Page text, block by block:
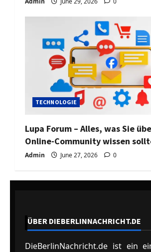
TECHNOLOGIE
Lupa Forum – Alles, was Sie
Online-Community wissen
Admin June 27, 2026 0
ÜBER DIEBERLINNACHRICHT.DE
DieBerlinNachricht.de ist ein